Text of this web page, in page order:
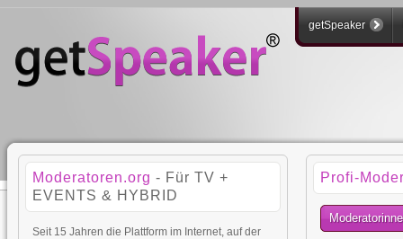
getSpeaker
Moderatoren.org - Für TV +
EVENTS & HYBRID
Seit 15 Jahren die Plattform im Internet, auf der
Profi-